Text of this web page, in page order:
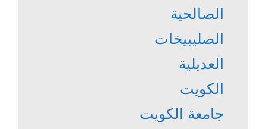
الصالحية
الصليبيخات
العديلية
الكويت
جامعة الكويت